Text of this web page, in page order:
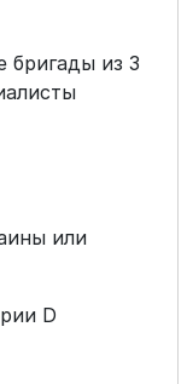
бригады из 3
или
D